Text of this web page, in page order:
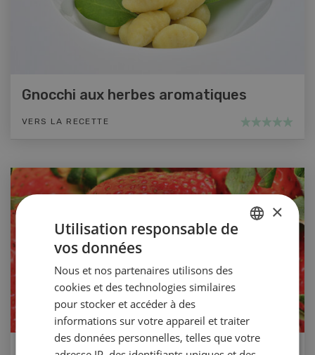
Gnocchi aux herbes aromatiques
VERS LA RECETTE
×
Utilisation responsable de
vos données
Nous et nos partenaires utilisons des
cookies et des technologies similaires
pour stocker et accéder à des
informations sur votre appareil et traiter
des données personnelles, telles que votre